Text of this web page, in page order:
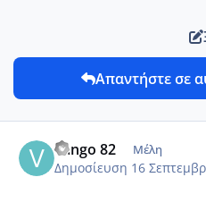
Απαντήστε σε
vango 82 Μέλη
Δημοσίευση 16